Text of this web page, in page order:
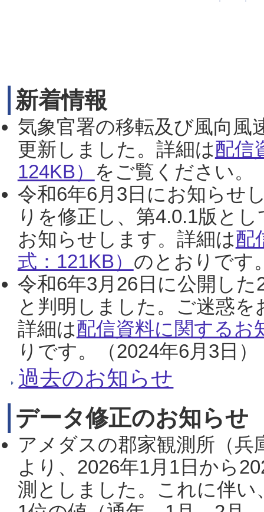
新着情報
気象官署の移転及び風向風
更新しました。詳細は配信
124KB） をご覧ください。
令和6年6月3日にお知らせ
りを修正し、第4.0.1版と
お知らせします。詳細は配
式：121KB） のとおりです
令和6年3月26日に公開し
と判明しました。ご迷惑
詳細は配信資料に関するお
りです。（2024年6月3日）
過去のお知らせ
データ修正のお知らせ
アメダスの郡家観測所（
より、2026年1月1日から
測としました。これに伴い